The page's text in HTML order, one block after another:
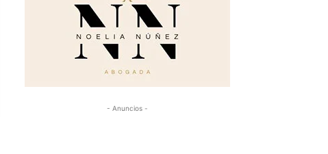
- Anuncios -